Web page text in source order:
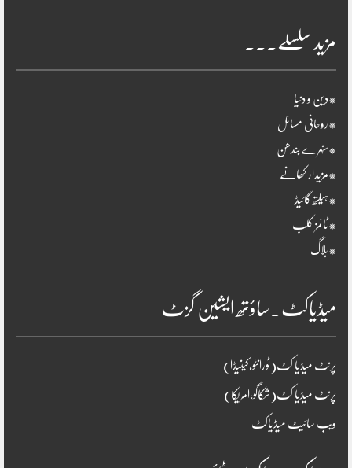
مزید سلسلے۔۔۔
*دین و دنیا
*روحانی مسائل
*سنہرے بندھن
*مزیدار کھانے
*ہیلتھ گائیڈ
*ٹائمز کلب
*بلاگ
میڈیاکٹ۔ساؤتھ ایشین گزٹ
پرنٹ میڈیا کٹ(ٹورانٹو،کینیڈا)
پرنٹ میڈیا کٹ(شکاگو،امریکا)
ویب سائیٹ میڈیاکٹ